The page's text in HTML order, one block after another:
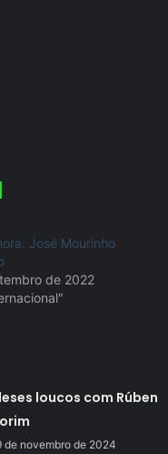
José Mourinho
de 2022
loucos com Rúben
de novembro de 2024